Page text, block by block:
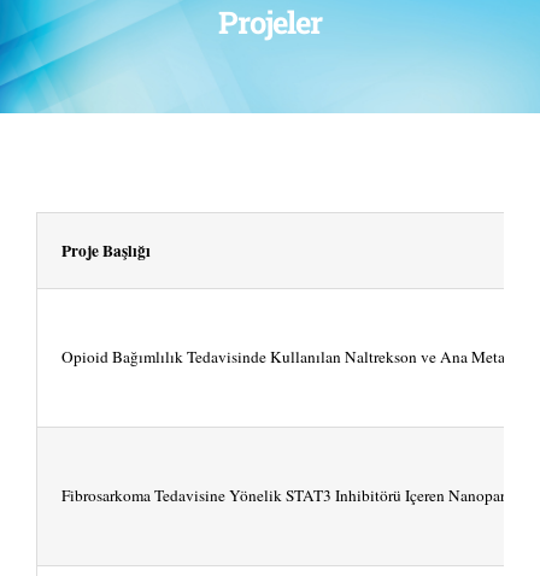
Projeler
Proje Başlığı
Opioid Bağımlılık Tedavisinde Kullanılan Naltrekson ve Ana
Fibrosarkoma Tedavisine Yönelik STAT3 Inhibitörü Içeren